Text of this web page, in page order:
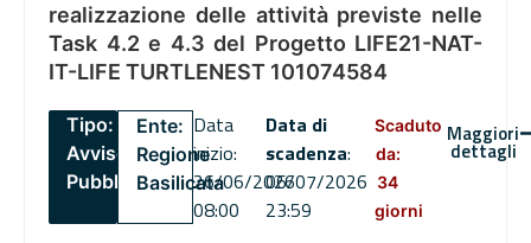
realizzazione delle attività previste nelle
Task 4.2 e 4.3 del Progetto LIFE21-NAT-
IT-LIFE TURTLENEST 101074584
Tipo:
Avviso
Pubblico
Ente:
Regione
Basilicata
Data
inizio:
26/06/2026
08:00
Data di
scadenza:
06/07/2026
23:59
Scaduto
da:
34
giorni
Maggiori
dettagli